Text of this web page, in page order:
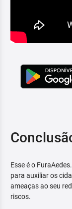
Esse é o
para auxiliar os
ameaças ao seu
riscos.